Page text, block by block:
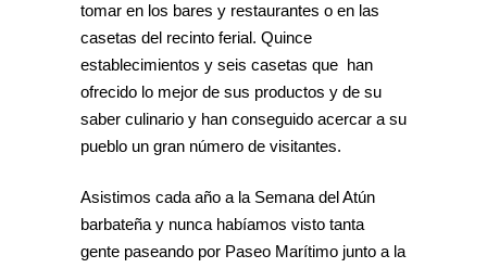
tomar en los bares y restaurantes o en las
casetas del recinto ferial. Quince
establecimientos y seis casetas que han
ofrecido lo mejor de sus productos y de su
saber culinario y han conseguido acercar a su
pueblo un gran número de visitantes.
Asistimos cada año a la Semana del Atún
barbateña y nunca habíamos visto tanta
gente paseando por Paseo Marítimo junto a la